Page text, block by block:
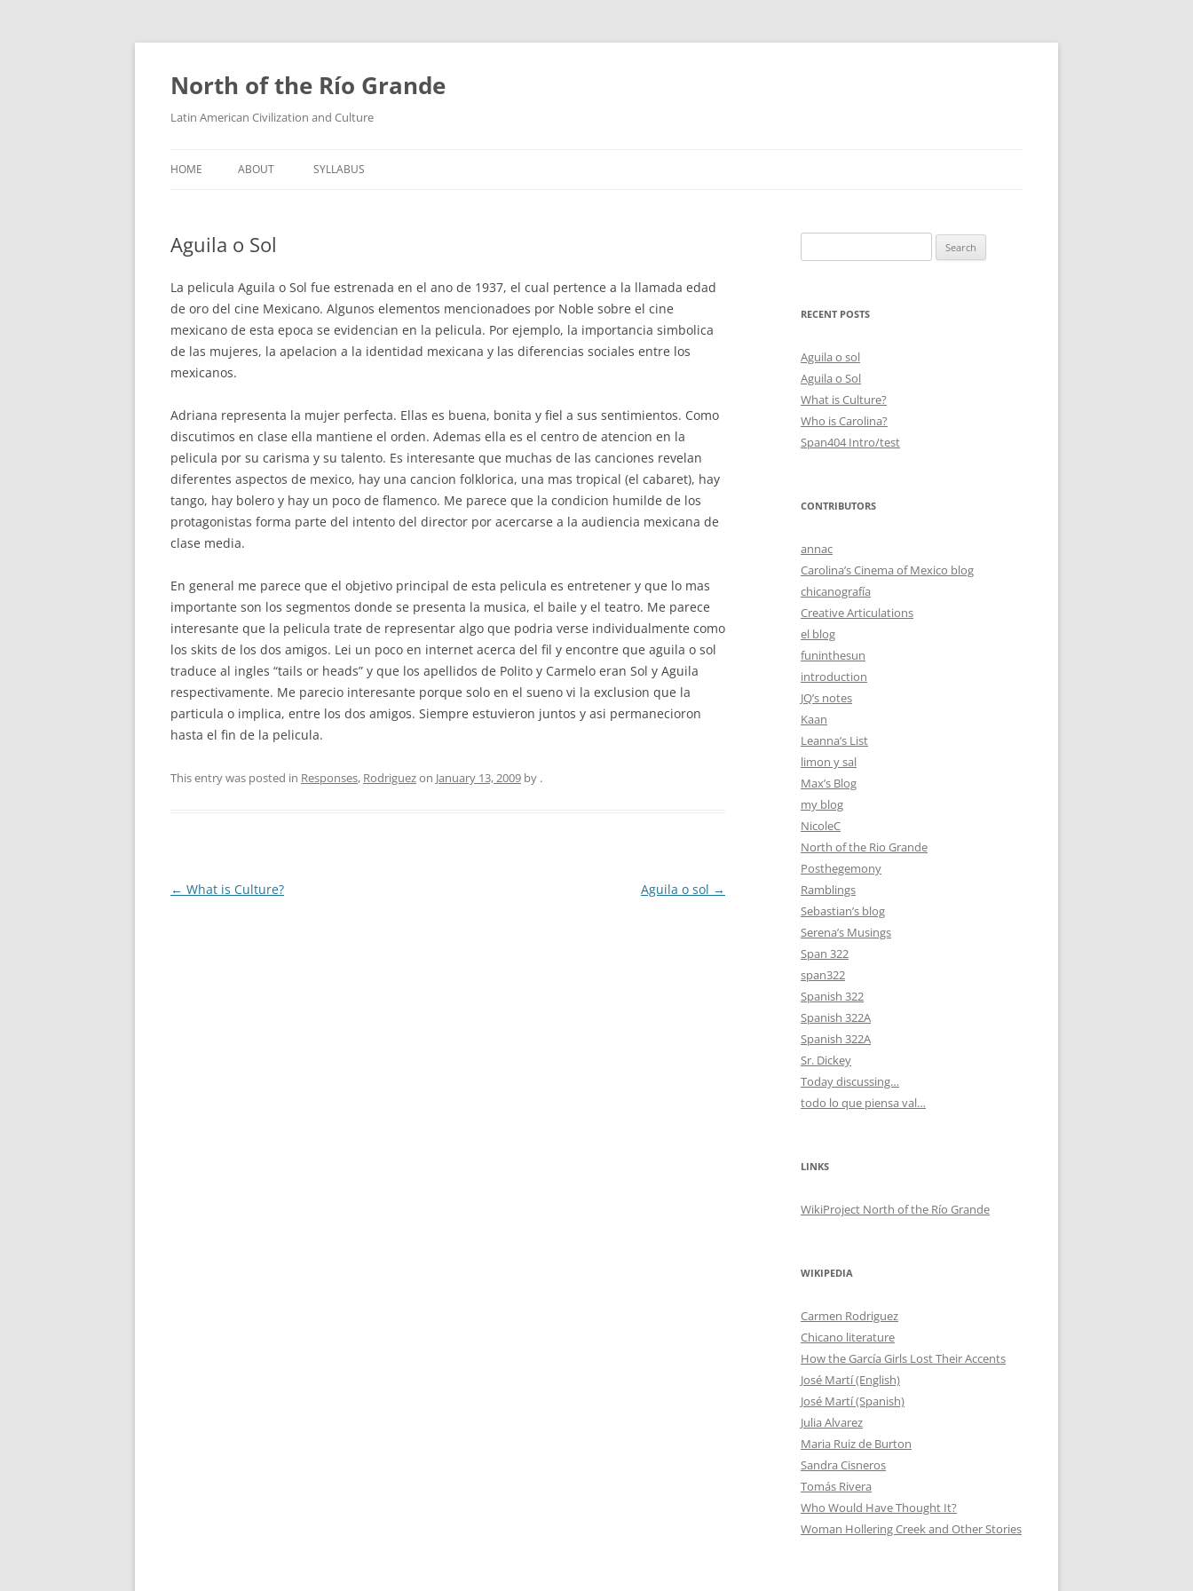
Skip
North of the Río Grande
Latin American Civilization and Culture
HOME ABOUT SYLLABUS
Aguila o Sol
La pelicula Aguila o Sol fue estrenada en el ano de 1937, el cual pertence a la llamada edad
de oro del cine Mexicano. Algunos elementos mencionadoes por Noble sobre el cine
mexicano de esta epoca se evidencian en la pelicula. Por ejemplo, la importancia simbolica
de las mujeres, la apelacion a la identidad mexicana y las diferencias sociales entre los
mexicanos.
Adriana representa la mujer perfecta. Ellas es buena, bonita y fiel a sus sentimientos. Como
discutimos en clase ella mantiene el orden. Ademas ella es el centro de atencion en la
pelicula por su carisma y su talento. Es interesante que muchas de las canciones revelan
diferentes aspectos de mexico, hay una cancion folklorica, una mas tropical (el cabaret), hay
tango, hay bolero y hay un poco de flamenco. Me parece que la condicion humilde de los
protagonistas forma parte del intento del director por acercarse a la audiencia mexicana de
clase media.
En general me parece que el objetivo principal de esta pelicula es entretener y que lo mas
importante son los segmentos donde se presenta la musica, el baile y el teatro. Me parece
interesante que la pelicula trate de representar algo que podria verse individualmente como
los skits de los dos amigos. Lei un poco en internet acerca del fil y encontre que aguila o sol
traduce al ingles “tails or heads” y que los apellidos de Polito y Carmelo eran Sol y Aguila
respectivamente. Me parecio interesante porque solo en el sueno vi la exclusion que la
particula o implica, entre los dos amigos. Siempre estuvieron juntos y asi permanecioron
hasta el fin de la pelicula.
This entry was posted in Responses, Rodriguezon January 13, 2009 by .
Post
← What is Culture? Aguila o sol →
for:
RECENT POSTS
Aguila o sol
Aguila o Sol
What is Culture?
Who is Carolina?
Span404 Intro/test
CONTRIBUTORS
annac
Carolina’s Cinema of Mexico blog
chicanografía
Creative Articulations
el blog
funinthesun
introduction
JQ’s notes
Kaan
Leanna’s List
limon y sal
Max’s Blog
my blog
NicoleC
North of the Rio Grande
Posthegemony
Ramblings
Sebastian’s blog
Serena’s Musings
Span 322
span322
Spanish 322
Spanish 322A
Spanish 322A
Sr. Dickey
Today discussing…
todo lo que piensa val…
LINKS
WikiProject North of the Río Grande
WIKIPEDIA
Carmen Rodriguez
Chicano literature
How the García Girls Lost Their Accents
José Martí (English)
José Martí (Spanish)
Julia Alvarez
Maria Ruiz de Burton
Sandra Cisneros
Tomás Rivera
Who Would Have Thought It?
Woman Hollering Creek and Other Stories